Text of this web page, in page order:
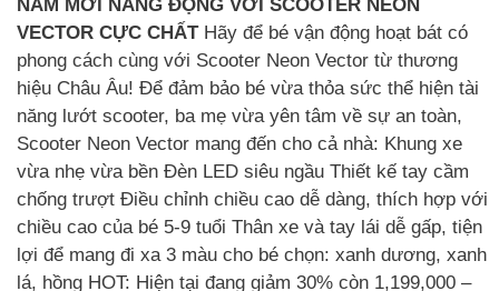
NĂM MỚI NĂNG ĐỘNG VỚI SCOOTER NEON
VECTOR CỰC CHẤTHãy để bé vận động hoạt bát có
phong cách cùng với Scooter Neon Vector từ thương
hiệu Châu Âu! Để đảm bảo bé vừa thỏa sức thể hiện tài
năng lướt scooter, ba mẹ vừa yên tâm về sự an toàn,
Scooter Neon Vector mang đến cho cả nhà: Khung xe
vừa nhẹ vừa bền Đèn LED siêu ngầu Thiết kế tay cầm
chống trượt Điều chỉnh chiều cao dễ dàng, thích hợp với
chiều cao của bé 5-9 tuổi Thân xe và tay lái dễ gấp, tiện
lợi để mang đi xa 3 màu cho bé chọn: xanh dương, xanh
lá, hồng HOT: Hiện tại đang giảm 30% còn 1,199,000 –